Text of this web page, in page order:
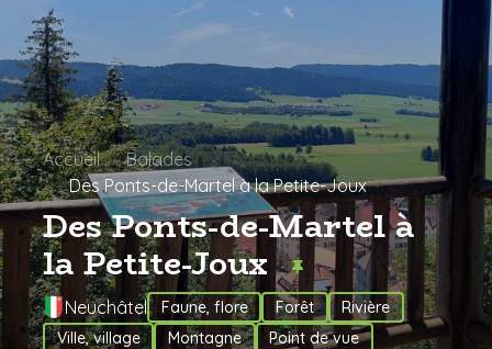
Accueil
Balades
Des Ponts-de-Martel à la Petite-Joux
Des Ponts-de-Martel à
la Petite-Joux
Neuchâtel Faune, flore Forêt
Rivière
Ville, village
Montagne Point de vue